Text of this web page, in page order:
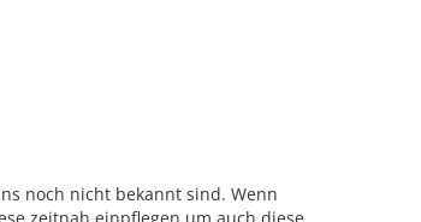
noch nicht bekannt sind. Wenn